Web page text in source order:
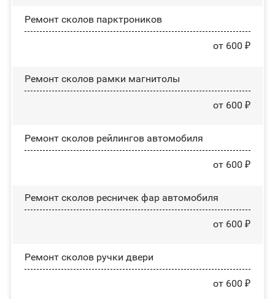
Ремонт сколов парктроников
от 600 ₽
Ремонт сколов рамки магнитолы
от 600 ₽
Ремонт сколов рейлингов автомобиля
от 600 ₽
Ремонт сколов ресничек фар автомобиля
от 600 ₽
Ремонт сколов ручки двери
от 600 ₽